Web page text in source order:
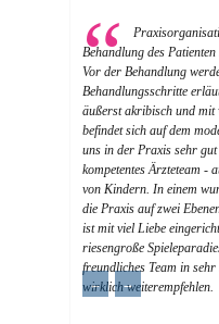
Behandlung des
Vor der Behandlung
Behandlungsschritte
äußerst akribisch und mit
befindet sich auf dem
uns in der Praxis sehr
kompetentes Ärzteteam -
von Kindern. In einem
die Praxis auf zwei
ist mit viel Liebe
riesengroße
freundliches Team in
wirklich weiterempfehlen.
← →